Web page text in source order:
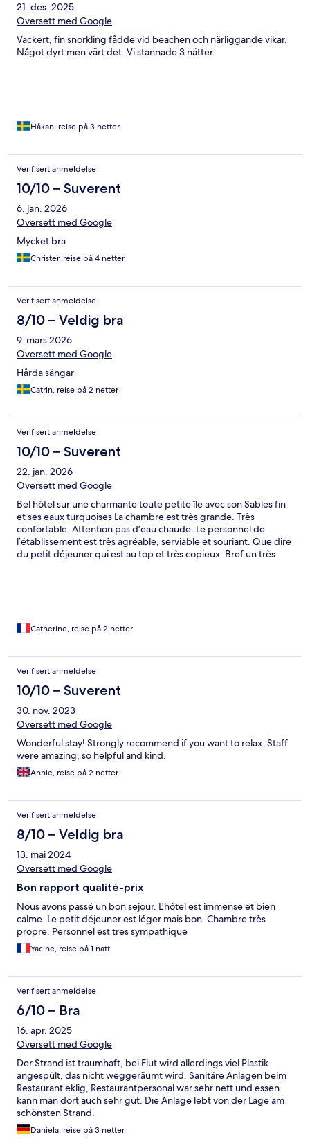
21. des. 2025
Oversett med Google
Vackert, fin snorkling fådde vid beachen och närliggande vikar.
Något dyrt men värt det. Vi stannade 3 nätter
Håkan, reise på 3 netter
Verifisert anmeldelse
10/10 – Suverent
6. jan. 2026
Oversett med Google
Mycket bra
Christer, reise på 4 netter
Verifisert anmeldelse
8/10 – Veldig bra
9. mars 2026
Oversett med Google
Hårda sängar
Catrin, reise på 2 netter
Verifisert anmeldelse
10/10 – Suverent
22. jan. 2026
Oversett med Google
Bel hôtel sur une charmante toute petite île avec son Sables fin
et ses eaux turquoises La chambre est très grande. Très
confortable. Attention pas d’eau chaude. Le personnel de
l’établissement est très agréable, serviable et souriant. Que dire
du petit déjeuner qui est au top et très copieux. Bref un très
Catherine, reise på 2 netter
Verifisert anmeldelse
10/10 – Suverent
30. nov. 2023
Oversett med Google
Wonderful stay! Strongly recommend if you want to relax. Staff
were amazing, so helpful and kind.
Annie, reise på 2 netter
Verifisert anmeldelse
8/10 – Veldig bra
13. mai 2024
Oversett med Google
Bon rapport qualité-prix
Nous avons passé un bon sejour. L'hôtel est immense et bien
calme. Le petit déjeuner est léger mais bon. Chambre très
propre. Personnel est tres sympathique
Yacine, reise på 1 natt
Verifisert anmeldelse
6/10 – Bra
16. apr. 2025
Oversett med Google
Der Strand ist traumhaft, bei Flut wird allerdings viel Plastik
angespült, das nicht weggeräumt wird. Sanitäre Anlagen beim
Restaurant eklig, Restaurantpersonal war sehr nett und essen
kann man dort auch sehr gut. Die Anlage lebt von der Lage am
schönsten Strand.
Daniela, reise på 3 netter